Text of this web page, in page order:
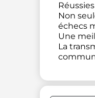
Non
échecs
Une
La